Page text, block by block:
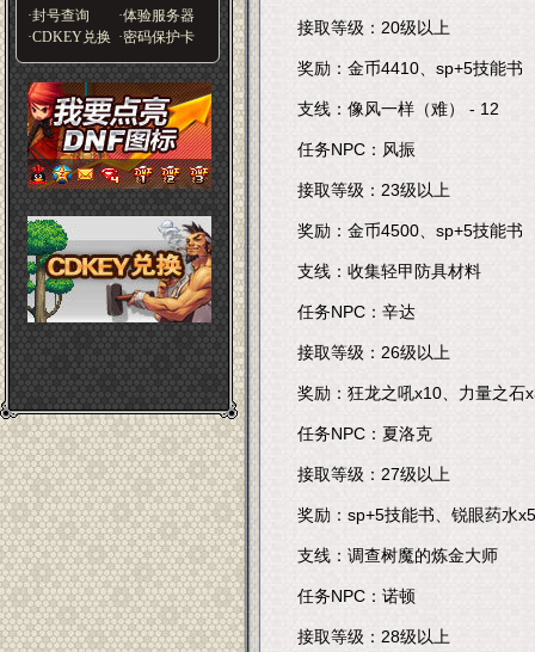
·封号查询
·体验服务器
·CDKEY兑换 ·密码保护卡 接取等级：20级以上
奖励：金币4410、sp+5技能书
支线：像风一样（难） - 12
任务NPC：风振
接取等级：23级以上
奖励：金币4500、sp+5技能书
支线：收集轻甲防具材料
任务NPC：辛达
接取等级：26级以上
奖励：狂龙之吼x10、力量之石
任务NPC：夏洛克
接取等级：27级以上
奖励：sp+5技能书、锐眼药水x5
支线：调查树魔的炼金大师
任务NPC：诺顿
接取等级：28级以上